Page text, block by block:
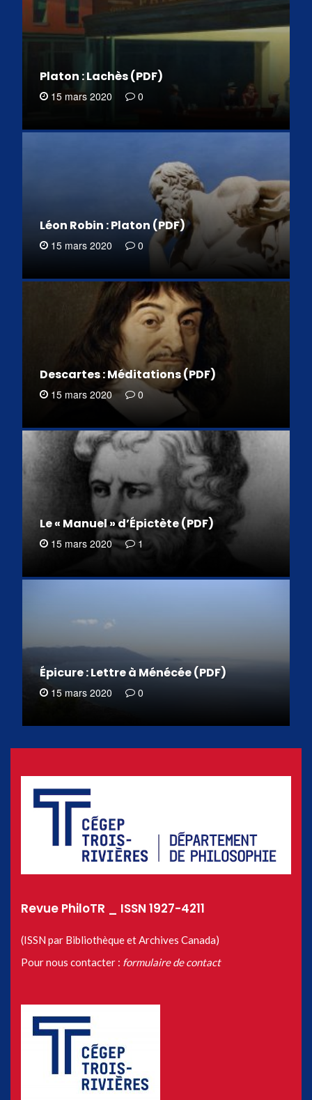
Platon : Lachès (PDF)
15 mars 2020 0
Léon Robin : Platon (PDF)
15 mars 2020 0
Descartes : Méditations (PDF)
15 mars 2020 0
Le « Manuel » d’Épictète (PDF)
15 mars 2020 1
Épicure : Lettre à Ménécée (PDF)
15 mars 2020 0
Revue PhiloTR _ ISSN 1927-4211
(ISSN par Bibliothèque et Archives Canada)
Pour nous contacter : formulaire de contact